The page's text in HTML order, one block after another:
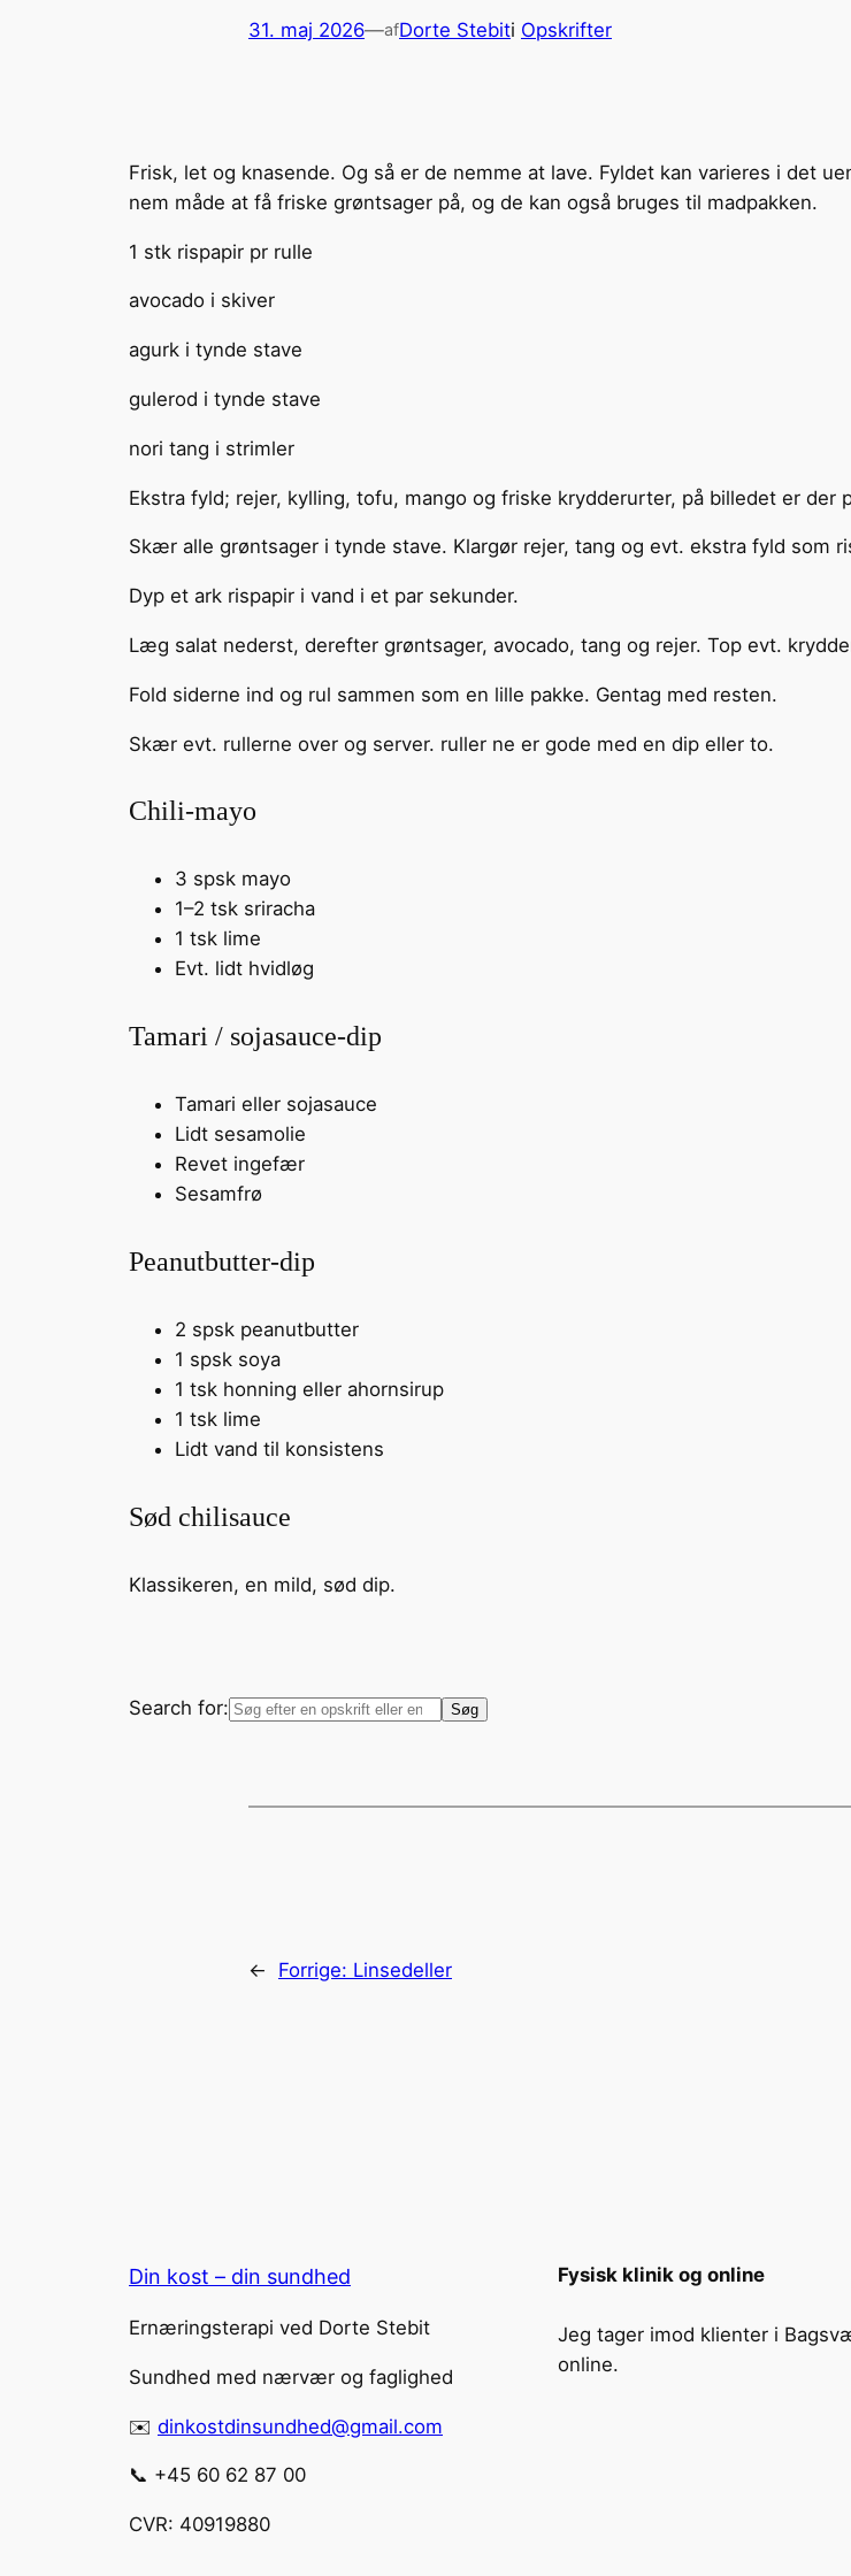
31. maj 2026—afDorte Stebiti Opskrifter
Frisk, let og knasende. Og så er de nemme at lave. Fyldet kan varieres i det
nem måde at få friske grøntsager på, og de kan også bruges til madpakken.
1 stk rispapir pr rulle
avocado i skiver
agurk i tynde stave
gulerod i tynde stave
nori tang i strimler
Ekstra fyld; rejer, kylling, tofu, mango og friske krydderurter, på billedet er der
Skær alle grøntsager i tynde stave. Klargør rejer, tang og evt. ekstra fyld som
Dyp et ark rispapir i vand i et par sekunder.
Læg salat nederst, derefter grøntsager, avocado, tang og rejer. Top evt.
Fold siderne ind og rul sammen som en lille pakke. Gentag med resten.
Skær evt. rullerne over og server. ruller ne er gode med en dip eller to.
Chili-mayo
3 spsk mayo
1–2 tsk sriracha
1 tsk lime
Evt. lidt hvidløg
Tamari / sojasauce-dip
Tamari eller sojasauce
Lidt sesamolie
Revet ingefær
Sesamfrø
Peanutbutter-dip
2 spsk peanutbutter
1 spsk soya
1 tsk honning eller ahornsirup
1 tsk lime
Lidt vand til konsistens
Sød chilisauce
Klassikeren, en mild, sød dip.
Search for:
← Forrige: Linsedeller
Din kost – din sundhed
Ernæringsterapi ved Dorte Stebit
Sundhed med nærvær og faglighed
✉️ dinkostdinsundhed@gmail.com
📞 +45 60 62 87 00
CVR: 40919880
Fysisk klinik og online
Jeg tager imod klienter i
online.